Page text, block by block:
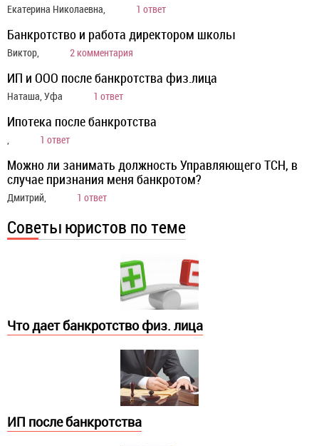
Екатерина Николаевна, 1 ответ
Банкротство и работа директором школы
Виктор, 2 комментария
ИП и ООО после банкротства физ.лица
Наташа, Уфа 1 ответ
Ипотека после банкротства
1 ответ
Можно ли занимать должность Управляющего ТСН, в
случае признания меня банкротом?
Дмитрий, 1 ответ
Советы юристов по теме
Что дает банкротство физ. лица
ИП после банкротства